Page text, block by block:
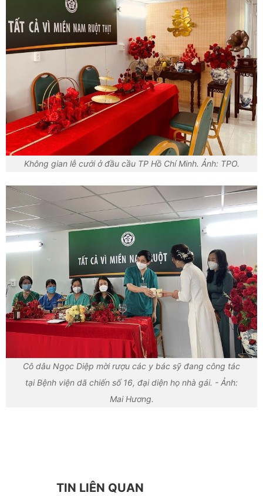
Không gian lễ cưới ở đầu cầu TP Hồ Chí Minh. Ảnh: TPO.
Cô dâu Ngọc Diệp mời rượu các y bác sỹ đang công tác
tại Bệnh viện dã chiến số 16, đại diện họ nhà gái. - Ảnh:
Mai Hương.
TIN LIÊN QUAN